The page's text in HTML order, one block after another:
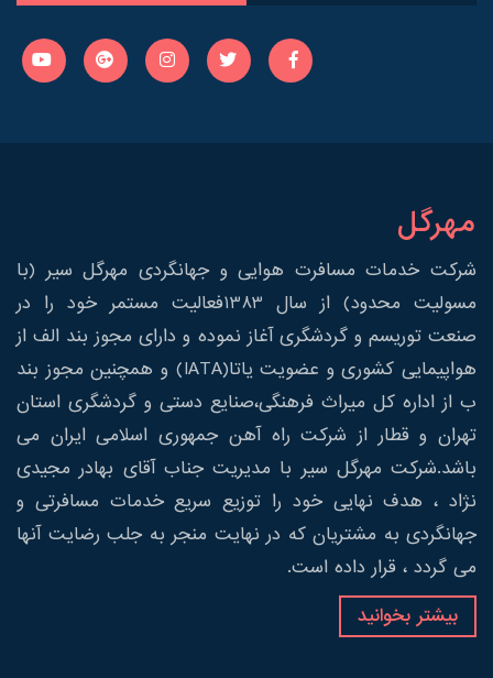
مهرگل
شرکت خدمات مسافرت هوایی و جهانگردی مهرگل سیر (با
مسولیت محدود) از سال 1383فعالیت مستمر خود را در
صنعت توریسم و گردشگری آغاز نموده و دارای مجوز بند الف از
هواپیمایی کشوری و عضویت یاتا(IATA) و همچنین مجوز بند
ب از اداره کل میراث فرهنگی،صنایع دستی و گردشگری استان
تهران و قطار از شرکت راه آهن جمهوری اسلامی ایران می
باشد.شرکت مهرگل سیر با مدیریت جناب آقای بهادر مجیدی
نژاد ، هدف نهایی خود را توزیع سریع خدمات مسافرتی و
جهانگردی به مشتریان که در نهایت منجر به جلب رضایت آنها
می گردد ، قرار داده است.
بیشتر بخوانید